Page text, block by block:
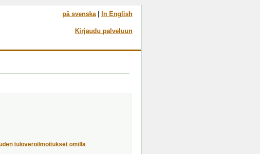
på svenska| In English
Kirjaudu palveluun
tuloveroilmoitukset omilla